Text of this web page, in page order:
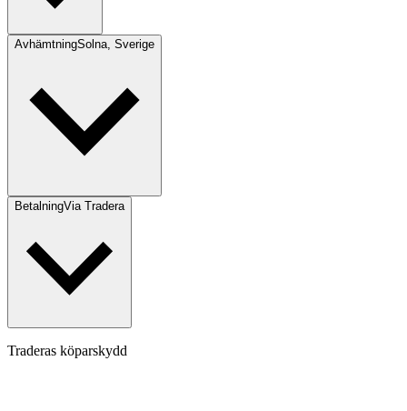
AvhämtningSolna, Sverige
BetalningVia Tradera
Traderas köparskydd